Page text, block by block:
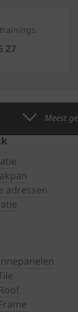
27
Meest
adressen